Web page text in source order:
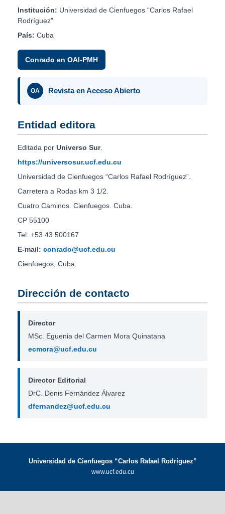
Institución: Universidad de Cienfuegos “Carlos Rafael
Rodríguez”
País: Cuba
Conrado en OAI-PMH
OA Revista en Acceso Abierto
Entidad editora
Editada por Universo Sur.
https://universosur.ucf.edu.cu
Universidad de Cienfuegos “Carlos Rafael Rodríguez”.
Carretera a Rodas km 3 1/2.
Cuatro Caminos. Cienfuegos. Cuba.
CP 55100
Tel: +53 43 500167
E-mail: conrado@ucf.edu.cu
Cienfuegos, Cuba.
Dirección de contacto
Director
MSc. Eguenia del Carmen Mora Quinatana
ecmora@ucf.edu.cu
Director Editorial
DrC. Denis Fernández Álvarez
dfernandez@ucf.edu.cu
Universidad de Cienfuegos “Carlos Rafael Rodríguez”
www.ucf.edu.cu